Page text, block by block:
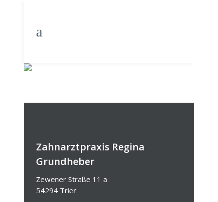
Zahnarztpraxis Regina
Grundheber
Zewener Straße 11 a
54294 Trier